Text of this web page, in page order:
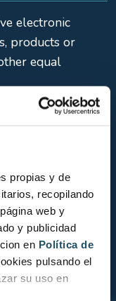
propias y de
recopilando
web y
y publicidad
en Política de
pulsando el
su uso en
electronic
products or
equal
data.